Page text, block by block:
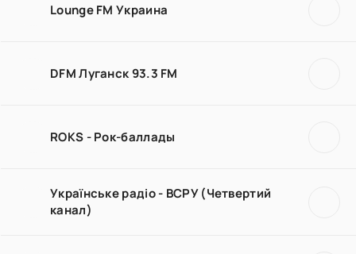
Lounge FM Украина
DFM Луганск 93.3 FM
ROKS - Рок-баллады
Українське радіо - ВСРУ (Четвертий
канал)